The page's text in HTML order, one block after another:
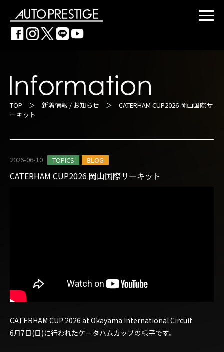
TOP ＞ 新着情報 / お知らせ ＞ CATERHAM CUP2026 岡山国際サ
ーキット
2026-06-10 TOPICS BLOG
CATERHAM CUP2026 岡山国際サーキット
CATERHAM CUP 2026 at Okayama International Circuit
6月7日(日)に行われたケータハムカップの様子です。